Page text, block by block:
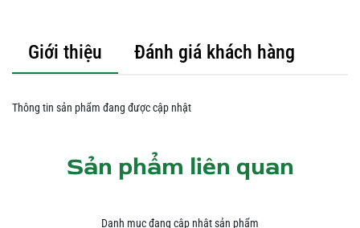
Giới thiệu Đánh giá khách hàng
Thông tin sản phẩm đang được cập nhật
Sản phẩm liên quan
Danh mục đang cập nhật sản phẩm